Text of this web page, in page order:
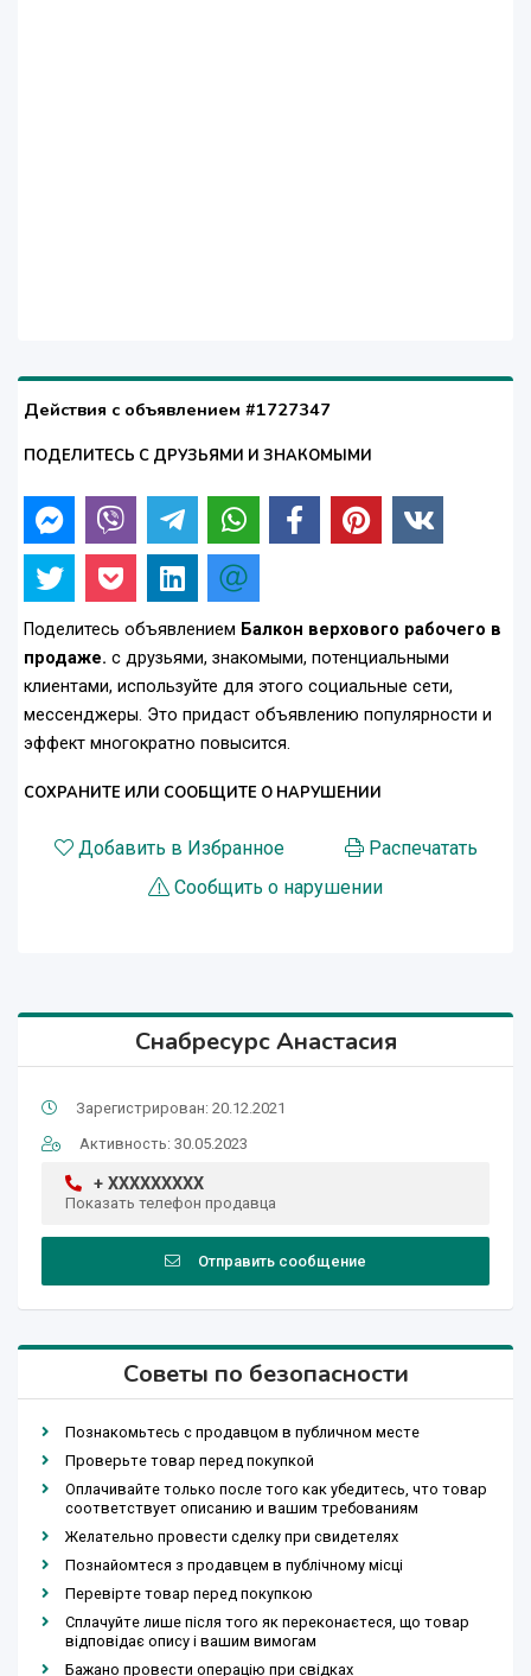
Действия с объявлением #1727347
ПОДЕЛИТЕСЬ С ДРУЗЬЯМИ И ЗНАКОМЫМИ
Поделитесь объявлением Балкон верхового рабочего в
продаже. с друзьями, знакомыми, потенциальными
клиентами, используйте для этого социальные сети,
мессенджеры. Это придаст объявлению популярности и
эффект многократно повысится.
СОХРАНИТЕ ИЛИ СООБЩИТЕ О НАРУШЕНИИ
Добавить в Избранное
Распечатать
Сообщить о нарушении
Снабресурс Анастасия
Зарегистрирован: 20.12.2021
Активность: 30.05.2023
+ XXXXXXXXX
Показать телефон продавца
Отправить сообщение
Советы по безопасности
Познакомьтесь с продавцом в публичном месте
Проверьте товар перед покупкой
Оплачивайте только после того как убедитесь, что товар
соответствует описанию и вашим требованиям
Желательно провести сделку при свидетелях
Познайомтеся з продавцем в публічному місці
Перевірте товар перед покупкою
Сплачуйте лише після того як переконаєтеся, що товар
відповідає опису і вашим вимогам
Бажано провести операцію при свідках